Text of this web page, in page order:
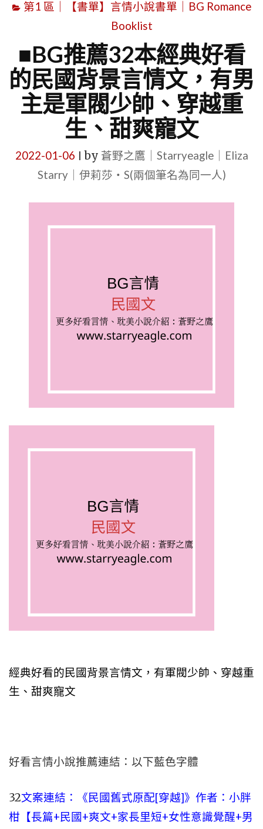
第1 區｜【書單】言情小說書單｜BG Romance
Booklist
■BG推薦32本經典好看
的民國背景言情文，有男
主是軍閥少帥、穿越重
生、甜爽寵文
2022-01-06 by 蒼野之鷹｜Starryeagle｜Eliza
Starry｜伊莉莎・S(兩個筆名為同一人)
經典好看的民國背景言情文，有軍閥少帥、穿越重
生、甜爽寵文
好看言情小說推薦連結：以下藍色字體
32文案連結：
《民國舊式原配[穿越]》作者：小胖
柑【長篇+民國+爽文+家長里短+女性意識覺醒+男